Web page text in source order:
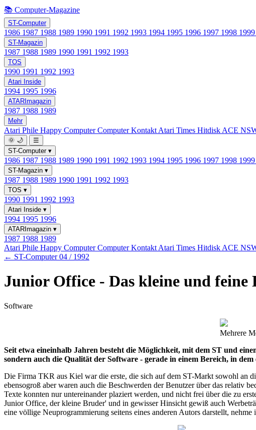
📚 Computer-Magazine
ST-Computer
1986 1987 1988 1989 1990 1991 1992 1993 1994 1995 1996 1997 1998 1999
ST-Magazin
1987 1988 1989 1990 1991 1992 1993
TOS
1990 1991 1992 1993
Atari Inside
1994 1995 1996
ATARImagazin
1987 1988 1989
Mehr
Atari Phile Happy ComputerComputer Kontakt Atari Times Hitdisk ACE
🌞 🌙
☰
ST-Computer ▾
1986 1987 1988 1989 1990 1991 1992 1993 1994 1995 1996 1997 1998 1999
ST-Magazin ▾
1987 1988 1989 1990 1991 1992 1993
TOS ▾
1990 1991 1992 1993
Atari Inside ▾
1994 1995 1996
ATARImagazin ▾
1987 1988 1989
Atari Phile Happy ComputerComputer Kontakt Atari Times Hitdisk ACE
← ST-Computer 04 / 1992
Junior Office - Das kleine und feine
Software
Mehrere
Seit etwa eineinhalb Jahren besteht die Möglichkeit, mit dem ST und
sondern auch die Qualität der Software - gerade in einem Bereich, in
Die Firma TKR aus Kiel war die erste, die sich auf dem ST-Markt sowohl an
ebensogroß aber waren auch die Beschwerden der Benutzer über das relativ
Texte konnten nur untereinander plaziert werden, und nicht frei über die zu
Junior Office, der kleine Bruder' und in gewisser Hinsicht gewiß auch
eine völlige Neuprogrammierung seitens eines anderen Autors darstellt,